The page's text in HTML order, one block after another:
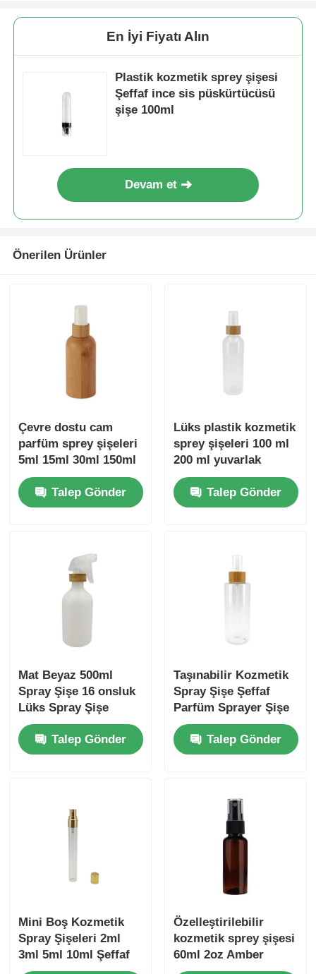
Clip Lock Losyon Pompası
İnce Sis Püskürtücü
tetikli püskürtücü
En İyi Fiyatı Alın
Plastik kozmetik sprey şişesi
Şeffaf ince sis püskürtücüsü
şişe 100ml
Devam et
Önerilen Ürünler
Çevre dostu cam
parfüm sprey şişeleri
5ml 15ml 30ml 150ml
Bambu kozmetik
şişeleriTalep Gönder
Lüks plastik kozmetik
sprey şişeleri 100 ml
200 ml yuvarlak
omuzlu bambu sprey
şişeleriTalep Gönder
Mat Beyaz 500ml
Spray Şişe 16 onsluk
Lüks Spray Şişe
Talep Gönder
Taşınabilir Kozmetik
Spray Şişe Şeffaf
Parfüm Sprayer Şişe
100ml Plastik Ve
Bambu Kapaklı
Talep Gönder
Mini Boş Kozmetik
Spray Şişeleri 2ml
3ml 5ml 10ml Şeffaf
Cam Parfüm Şişeleri
Özelleştirilebilir
kozmetik sprey şişesi
60ml 2oz Amber
Plastik sprey şişesi